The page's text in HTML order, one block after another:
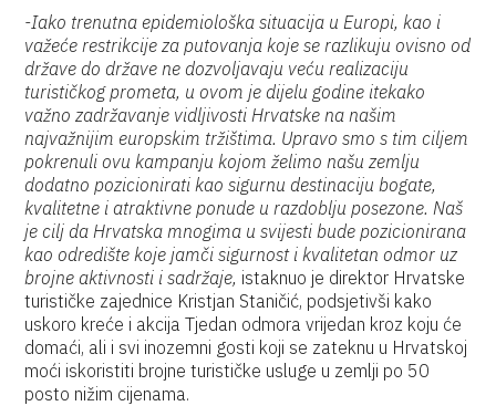
-Iako trenutna epidemiološka situacija u Europi, kao i
važeće restrikcije za putovanja koje se razlikuju ovisno od
države do države ne dozvoljavaju veću realizaciju
turističkog prometa, u ovom je dijelu godine itekako
važno zadržavanje vidljivosti Hrvatske na našim
najvažnijim europskim tržištima. Upravo smo s tim ciljem
pokrenuli ovu kampanju kojom želimo našu zemlju
dodatno pozicionirati kao sigurnu destinaciju bogate,
kvalitetne i atraktivne ponude u razdoblju posezone. Naš
je cilj da Hrvatska mnogima u svijesti bude pozicionirana
kao odredište koje jamči sigurnost i kvalitetan odmor uz
brojne aktivnosti i sadržaje, istaknuo je direktor Hrvatske
turističke zajednice Kristjan Staničić, podsjetivši kako
uskoro kreće i akcija Tjedan odmora vrijedan kroz koju će
domaći, ali i svi inozemni gosti koji se zateknu u Hrvatskoj
moći iskoristiti brojne turističke usluge u zemlji po 50
posto nižim cijenama.